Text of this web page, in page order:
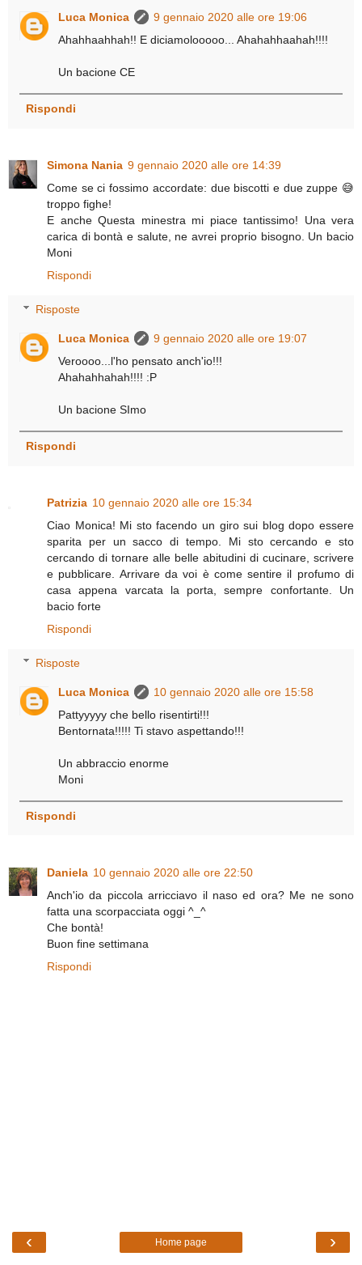
Luca Monica
9 gennaio 2020 alle ore 19:06
Ahahhaahhah!! E diciamolooooo... Ahahahhaahah!!!!
Un bacione CE
Rispondi
Simona Nania 9 gennaio 2020 alle ore 14:39
Come se ci fossimo accordate: due biscotti e due zuppe 😅
troppo fighe!
E anche Questa minestra mi piace tantissimo! Una vera
carica di bontà e salute, ne avrei proprio bisogno. Un bacio
Moni
Rispondi
Risposte
Luca Monica
9 gennaio 2020 alle ore 19:07
Veroooo...l'ho pensato anch'io!!!
Ahahahhahah!!!! :P
Un bacione SImo
Rispondi
Patrizia 10 gennaio 2020 alle ore 15:34
Ciao Monica! Mi sto facendo un giro sui blog dopo essere
sparita per un sacco di tempo. Mi sto cercando e sto
cercando di tornare alle belle abitudini di cucinare, scrivere
e pubblicare. Arrivare da voi è come sentire il profumo di
casa appena varcata la porta, sempre confortante. Un
bacio forte
Rispondi
Risposte
Luca Monica
10 gennaio 2020 alle ore 15:58
Pattyyyyy che bello risentirti!!!
Bentornata!!!!! Ti stavo aspettando!!!
Un abbraccio enorme
Moni
Rispondi
Daniela 10 gennaio 2020 alle ore 22:50
Anch'io da piccola arricciavo il naso ed ora? Me ne sono
fatta una scorpacciata oggi ^_^
Che bontà!
Buon fine settimana
Rispondi
‹ ›
Home page